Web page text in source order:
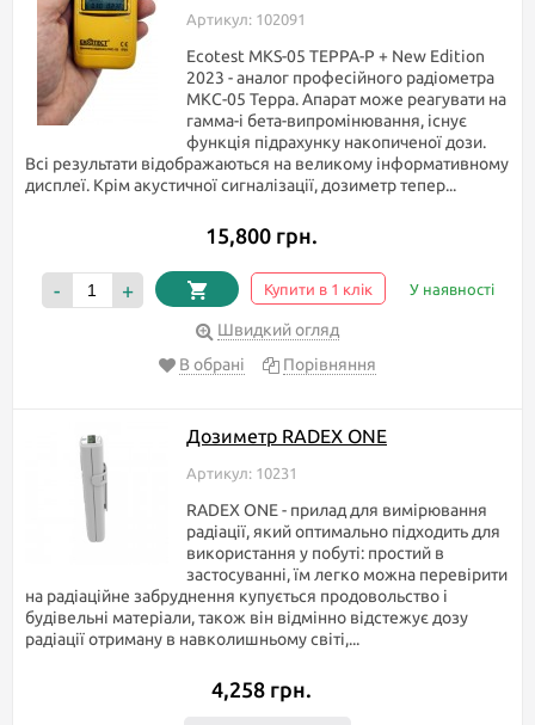
Артикул: 102091
Ecotest MKS-05 TEPPA-P + New Edition
2023 - аналог професійного радіометра
МКС-05 Терра. Апарат може реагувати на
гамма-і бета-випромінювання, існує
функція підрахунку накопиченої дози.
Всі результати відображаються на великому інформативному
дисплеї. Крім акустичної сигналізації, дозиметр тепер...
15,800 грн.
- + Купити в 1 клік У наявності
Швидкий огляд
В обрані
Порівняння
Дозиметр RADEX ONE
Артикул: 10231
RADEX ONE - прилад для вимірювання
радіації, який оптимально підходить для
використання у побуті: простий в
застосуванні, їм легко можна перевірити
на радіаційне забруднення купується продовольство і
будівельні матеріали, також він відмінно відстежує дозу
радіації отриману в навколишньому світі,...
4,258 грн.